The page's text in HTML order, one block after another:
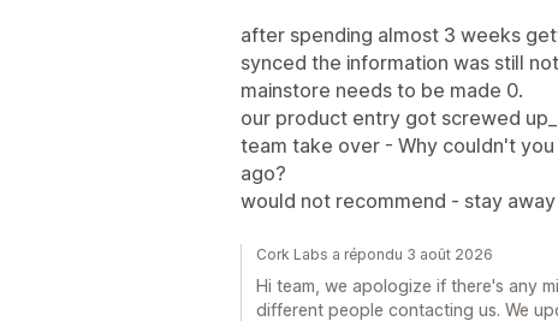
after spending almost 3 weeks
synced the information was still
mainstore needs to be made 0.
our product entry got screwed
team take over - Why couldn't
ago?
would not recommend - stay
Cork Labs a répondu 3 août 2026
Hi team, we apologize if there's any
different people contacting us. We